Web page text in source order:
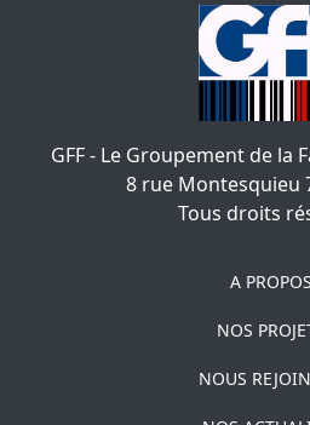
GFF - Le Groupement de la
8 rue Montesquieu
Tous droits
A PROPOS
NOS
NOUS